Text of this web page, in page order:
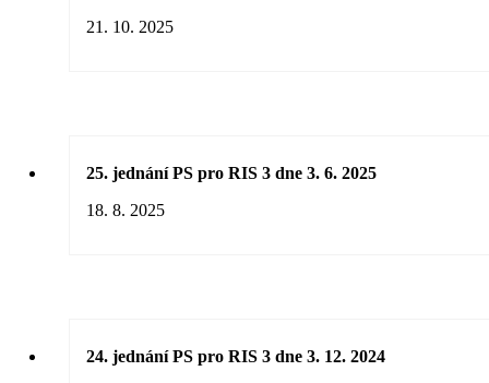
21. 10. 2025
25. jednání PS pro RIS 3 dne 3. 6. 2025
18. 8. 2025
24. jednání PS pro RIS 3 dne 3. 12. 2024